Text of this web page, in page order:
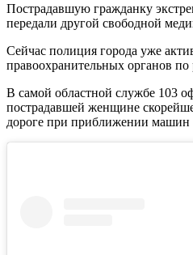
Пострадавшую гражданку
передали другой свободной
Сейчас полиция города уже
правоохранительных органов по
В самой областной службе 103
пострадавшей женщине
дороге при приближении машин